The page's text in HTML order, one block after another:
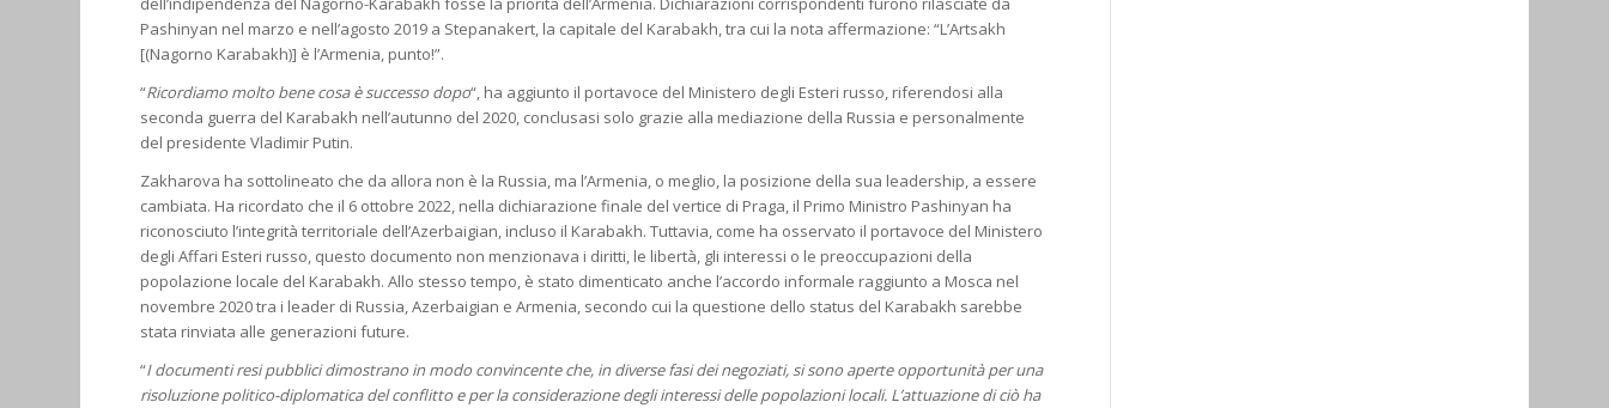
Pashinyan nel marzo e nell’agosto 2019 a Stepanakert, la capitale del Karabakh, tra cui la nota affermazione: “L’Artsakh
[(Nagorno Karabakh)] è l’Armenia, punto!”.
“Ricordiamo molto bene cosa è successo dopo“, ha aggiunto il portavoce del Ministero degli Esteri russo, riferendosi alla
seconda guerra del Karabakh nell’autunno del 2020, conclusasi solo grazie alla mediazione della Russia e personalmente
del presidente Vladimir Putin.
Zakharova ha sottolineato che da allora non è la Russia, ma l’Armenia, o meglio, la posizione della sua leadership, a essere
cambiata. Ha ricordato che il 6 ottobre 2022, nella dichiarazione finale del vertice di Praga, il Primo Ministro Pashinyan ha
riconosciuto l’integrità territoriale dell’Azerbaigian, incluso il Karabakh. Tuttavia, come ha osservato il portavoce del Ministero
degli Affari Esteri russo, questo documento non menzionava i diritti, le libertà, gli interessi o le preoccupazioni della
popolazione locale del Karabakh. Allo stesso tempo, è stato dimenticato anche l’accordo informale raggiunto a Mosca nel
novembre 2020 tra i leader di Russia, Azerbaigian e Armenia, secondo cui la questione dello status del Karabakh sarebbe
stata rinviata alle generazioni future.
“I documenti resi pubblici dimostrano in modo convincente che, in diverse fasi dei negoziati, si sono aperte opportunità per una
risoluzione politico-diplomatica del conflitto e per la considerazione degli interessi delle popolazioni locali. L’attuazione di ciò ha